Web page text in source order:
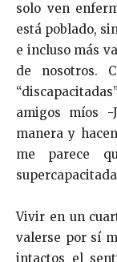
solo ven
está poblado,
e incluso más
de nosotros.
amigos míos
manera y
me parece
Vivir en un
valerse por sí
intactos el